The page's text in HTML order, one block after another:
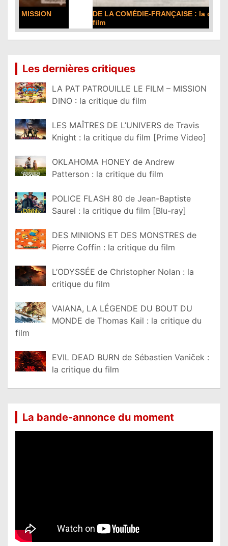
DE LA COMÉDIE-FRANÇAISE : la critique du
Les dernières critiques
LA PAT PATROUILLE LE FILM – MISSION
DINO : la critique du film
LES MAÎTRES DE L’UNIVERS de Travis
Knight : la critique du film [Prime Video]
OKLAHOMA HONEY de Andrew
Patterson : la critique du film
POLICE FLASH 80 de Jean-Baptiste
Saurel : la critique du film [Blu-ray]
DES MINIONS ET DES MONSTRES de
Pierre Coffin : la critique du film
L’ODYSSÉE de Christopher Nolan : la
critique du film
VAIANA, LA LÉGENDE DU BOUT DU
MONDE de Thomas Kail : la critique du
film
EVIL DEAD BURN de Sébastien Vaniček :
la critique du film
La bande-annonce du moment